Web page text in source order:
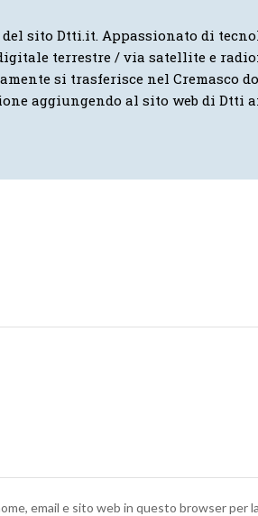
sito Dtti.it. Appassionato di
terrestre / via satellite e
si trasferisce nel Cremasco
aggiungendo al sito web di Dtti
email e sito web in questo browser per